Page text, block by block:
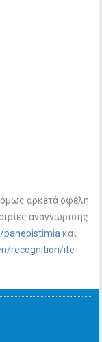
όμως αρκετά οφέλη
αναγνώρισης.
και
recognition/ite-